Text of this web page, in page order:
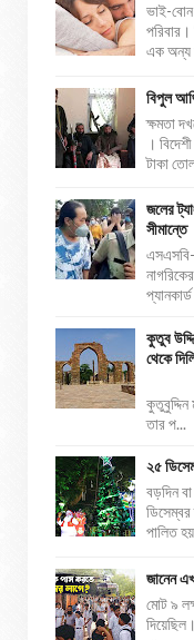
ভাই-বোন
এক অন্য
বিপুল
ক্ষমতা
।
টাকা
জলের
সীমান্তে
এসএসবি-
কুতুব
থেকে
কুতুব
তার প...
২৫
বড়দিন
পালিত
জানেন
মোট ৯